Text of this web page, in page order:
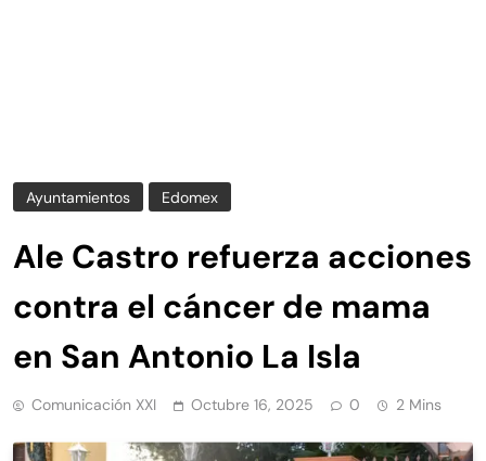
Ayuntamientos Edomex
Ale Castro refuerza acciones
contra el cáncer de mama
en San Antonio La Isla
Comunicación XXI Octubre 16, 2025 0 2 Mins